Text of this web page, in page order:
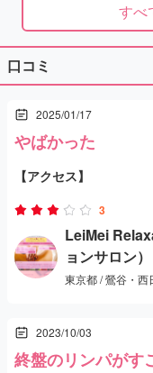
すべ
口コミ
2025/01/17
やばかった
【アクセス】
アクセスは非常に便利
くスムーズに到着する
【店舗の雰囲気】
で清潔感がありました
3
LeiMei
ョンサロン）
東京都 / 鶯谷・西
2023/10/03
終盤のリンパがす